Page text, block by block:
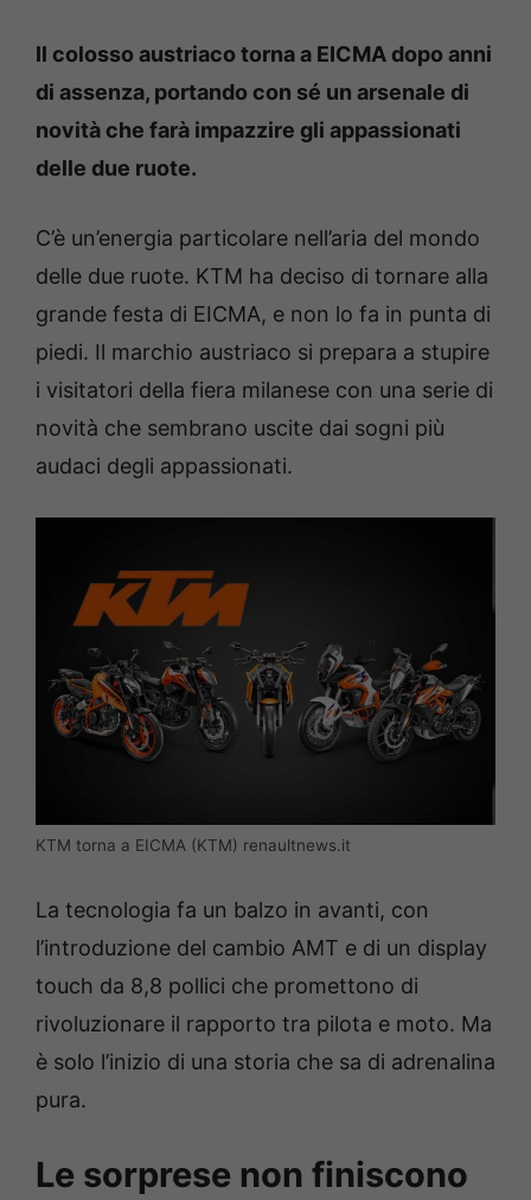
Il colosso austriaco torna a EICMA dopo anni
di assenza, portando con sé un arsenale di
novità che farà impazzire gli appassionati
delle due ruote.
C’è un’energia particolare nell’aria del mondo
delle due ruote. KTM ha deciso di tornare alla
grande festa di EICMA, e non lo fa in punta di
piedi. Il marchio austriaco si prepara a stupire
i visitatori della fiera milanese con una serie di
novità che sembrano uscite dai sogni più
audaci degli appassionati.
KTM torna a EICMA (KTM) renaultnews.it
La tecnologia fa un balzo in avanti, con
l’introduzione del cambio AMT e di un display
touch da 8,8 pollici che promettono di
rivoluzionare il rapporto tra pilota e moto. Ma
è solo l’inizio di una storia che sa di adrenalina
pura.
Le sorprese non finiscono